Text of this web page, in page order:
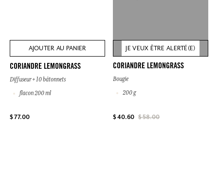
AJOUTER AU PANIER
CORIANDRE LEMONGRASS
Diffuseur + 10 bâtonnets
flacon 200 ml
$ 77.00
JE VEUX ÊTRE ALERTÉ(E)
CORIANDRE LEMONGRASS
Bougie
200 g
$ 40.60 $ 58.00